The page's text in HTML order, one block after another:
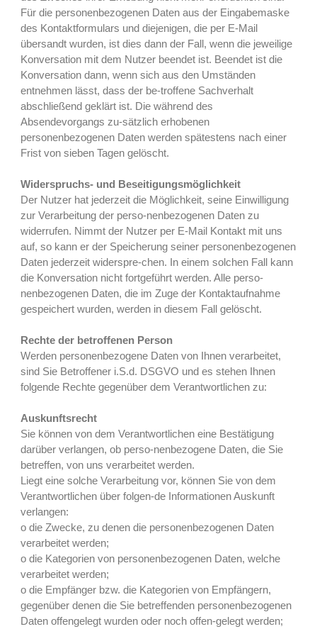
Für die personenbezogenen Daten aus der Eingabemaske
des Kontaktformulars und diejenigen, die per E-Mail
übersandt wurden, ist dies dann der Fall, wenn die jeweilige
Konversation mit dem Nutzer beendet ist. Beendet ist die
Konversation dann, wenn sich aus den Umständen
entnehmen lässt, dass der be-troffene Sachverhalt
abschließend geklärt ist. Die während des
Absendevorgangs zu-sätzlich erhobenen
personenbezogenen Daten werden spätestens nach einer
Frist von sieben Tagen gelöscht.
Widerspruchs- und Beseitigungsmöglichkeit
Der Nutzer hat jederzeit die Möglichkeit, seine Einwilligung
zur Verarbeitung der perso-nenbezogenen Daten zu
widerrufen. Nimmt der Nutzer per E-Mail Kontakt mit uns
auf, so kann er der Speicherung seiner personenbezogenen
Daten jederzeit widerspre-chen. In einem solchen Fall kann
die Konversation nicht fortgeführt werden. Alle perso-
nenbezogenen Daten, die im Zuge der Kontaktaufnahme
gespeichert wurden, werden in diesem Fall gelöscht.
Rechte der betroffenen Person
Werden personenbezogene Daten von Ihnen verarbeitet,
sind Sie Betroffener i.S.d. DSGVO und es stehen Ihnen
folgende Rechte gegenüber dem Verantwortlichen zu:
Auskunftsrecht
Sie können von dem Verantwortlichen eine Bestätigung
darüber verlangen, ob perso-nenbezogene Daten, die Sie
betreffen, von uns verarbeitet werden.
Liegt eine solche Verarbeitung vor, können Sie von dem
Verantwortlichen über folgen-de Informationen Auskunft
verlangen:
o die Zwecke, zu denen die personenbezogenen Daten
verarbeitet werden;
o die Kategorien von personenbezogenen Daten, welche
verarbeitet werden;
o die Empfänger bzw. die Kategorien von Empfängern,
gegenüber denen die Sie betreffenden personenbezogenen
Daten offengelegt wurden oder noch offen-gelegt werden;